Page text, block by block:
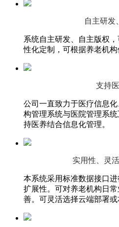
自主研发
系统自主研发、自主版权
性化定制，可根据养老机构
支持
公司一直致力于医疗信息
构管理系统与医院管理系
持医养结合信息化管理。
实用性、灵
本系统采用标准数据接口
扩展性。可对养老机构日
善。可灵活选择云端部署或